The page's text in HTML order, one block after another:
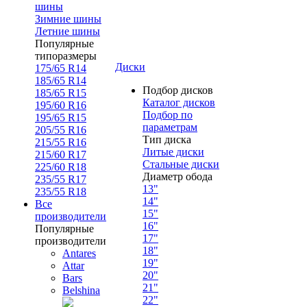
шины
Зимние шины
Летние шины
Популярные
типоразмеры
175/65 R14
185/65 R14
185/65 R15
195/60 R16
195/65 R15
205/55 R16
215/55 R16
215/60 R17
225/60 R18
235/55 R17
235/55 R18
Все
производители
Популярные
производители
Antares
Attar
Bars
Belshina
Диски
Подбор дисков
Каталог дисков
Подбор по
параметрам
Тип диска
Литые диски
Стальные диски
Диаметр обода
13"
14"
15"
16"
17"
18"
19"
20"
21"
22"